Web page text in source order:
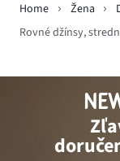
Home Žena
Rovné džínsy,